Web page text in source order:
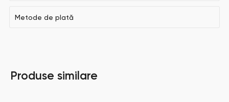
Metode de plată
Produse similare